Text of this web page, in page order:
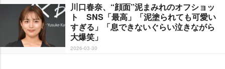
川口春奈、“顔面”泥まみれのオフショッ
ト SNS「最高」「泥塗られても可愛い
すぎる」「息できないぐらい泣きながら
大爆笑」
2026-03-30